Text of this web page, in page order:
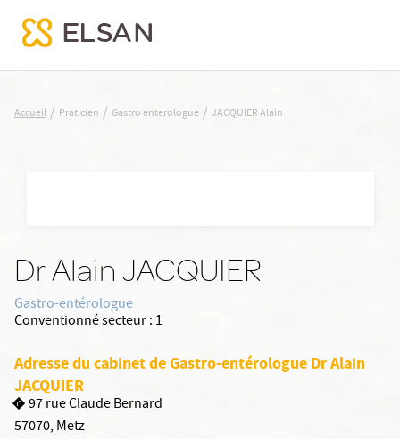
JACQUIER Alain
Accueil / Praticien / Gastro enterologue / JACQUIER Alain
Dr Alain JACQUIER
Gastro-entérologue
Conventionné secteur : 1
Adresse du cabinet de Gastro-entérologue Dr Alain
JACQUIER
97 rue Claude Bernard
57070, Metz